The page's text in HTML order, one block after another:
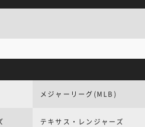
メジャーリーグ(MLB)
テキサス・レンジャーズ